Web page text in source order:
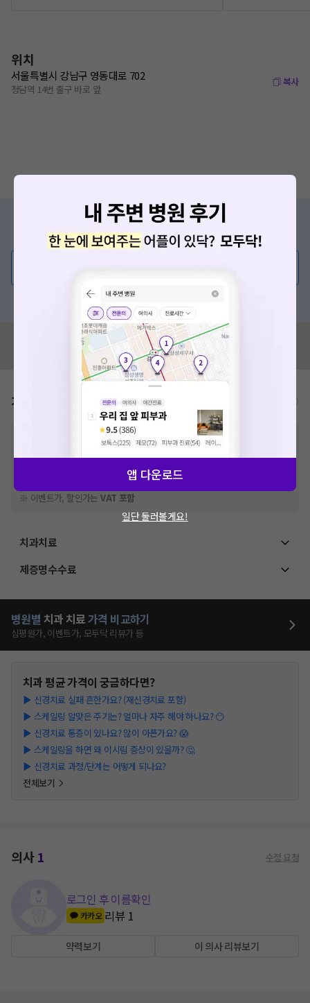
위치
서울특별시 강남구 영동대로 702
청담역 14번 출구 바로 앞
복사
증상/치료, 궁금한 점이 있나요?
의사가 직접 답해드려요!
혹은, 의료상담 서비스에 다양한 게시글 보러가기
혹시 잘못된 병원정보가 있나요?
모두닥 팀에 알려주세요!
가격표
비급여 항목의 경우,추가비용 등으로 실제 가격과 상이할 수 있으니, 정확
한 가격은 해당 의료기관에 직접 문의해주세요.
※급여 항목의 경우,건강보험심사평가원에 고지되어 있는 급여 진료 기준 가
격입니다. (진료와 연관된 복합적인 비용이 추가되어, 병원마다 금액이 다르게
산정될 수 있는 점 참고 바랍니다.)
※ 이벤트가, 할인가는VAT 포함
치과치료
제증명수수료
병원별 치과 치료가격 비교하기
심평원가, 이벤트가, 모두닥 리뷰가 등
치과평균 가격이 궁금하다면?
▶ 신경치료 실패 흔한가요? (재신경치료 포함)
▶ 스케일링 알맞은 주기는? 얼마나 자주 해야 하나요? 😶
▶ 신경치료 통증이 있나요? 많이 아픈가요? 😱
▶ 스케일링을 하면 왜 이시림 증상이 있을까? 🤔
▶ 신경치료 과정/단계는 어떻게 되나요?
전체보기
의사1 수정 요청
로그인 후 이름확인
카카오 리뷰 1
약력보기 이 의사 리뷰보기
앱 다운로드
일단 둘러볼게요!